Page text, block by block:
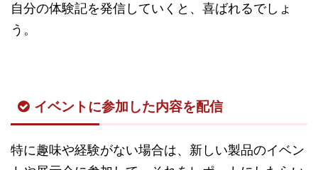
自分の体験記を発信していくと、喜ばれるでしょ
う。
イベントに参加した内容を配信
特に趣味や経験がない場合は、新しい製品のイベン